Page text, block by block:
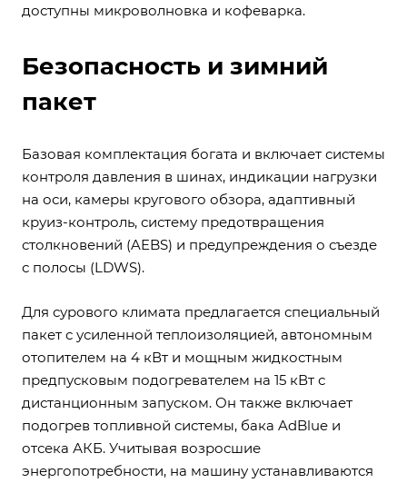
доступны микроволновка и кофеварка.
Безопасность и зимний
пакет
Базовая комплектация богата и включает системы
контроля давления в шинах, индикации нагрузки
на оси, камеры кругового обзора, адаптивный
круиз-контроль, систему предотвращения
столкновений (AEBS) и предупреждения о съезде
с полосы (LDWS).
Для сурового климата предлагается специальный
пакет с усиленной теплоизоляцией, автономным
отопителем на 4 кВт и мощным жидкостным
предпусковым подогревателем на 15 кВт с
дистанционным запуском. Он также включает
подогрев топливной системы, бака AdBlue и
отсека АКБ. Учитывая возросшие
энергопотребности, на машину устанавливаются